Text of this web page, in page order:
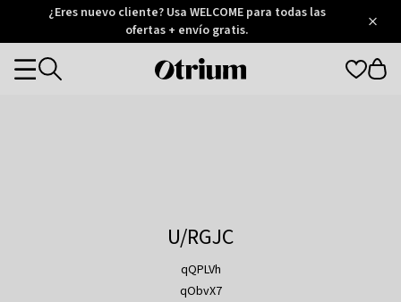
Otrium
Trustpilot
¿Eres nuevo cliente? Usa WELCOME para todas las
ofertas + envío gratis.
Otrium
Categories
U/RGJC
qQPLVh
qObvX7